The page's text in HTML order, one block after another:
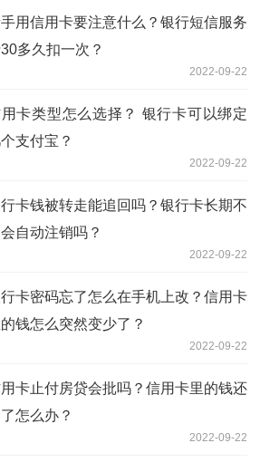
用信用卡要注意什么？银行短信服务
多久扣一次？
2022-09-22
卡类型怎么选择？ 银行卡可以绑定
个支付宝？
2022-09-22
卡钱被转走能追回吗？银行卡长期不
自动注销吗？
2022-09-22
卡密码忘了怎么在手机上改？信用卡
钱怎么突然变少了？
2022-09-22
卡止付房贷会批吗？信用卡里的钱还
怎么办？
2022-09-22